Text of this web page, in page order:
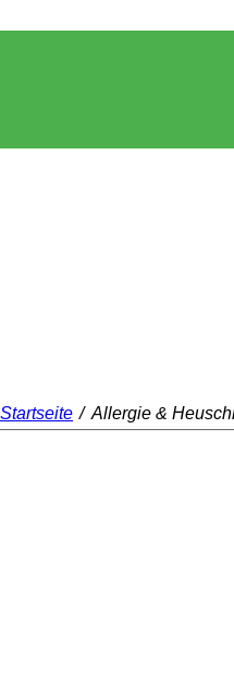
Startseite / Allergie &